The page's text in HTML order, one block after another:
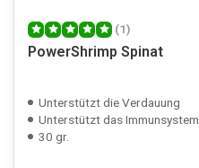
(1)
PowerShrimp Spinat
Unterstützt die Verdauung
Unterstützt das Immunsystem
30 gr.